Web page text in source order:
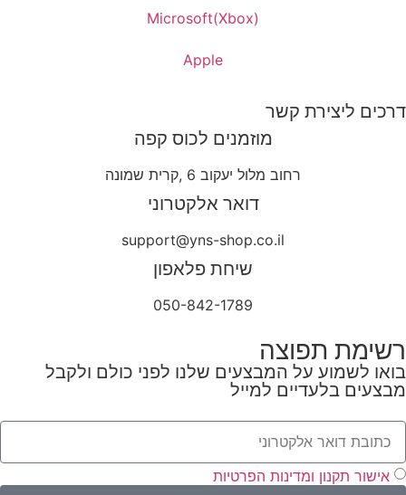
Microsoft(Xbox)
Apple
דרכים ליצירת קשר
מוזמנים לכוס קפה
רחוב מלול יעקוב 6 ,קרית שמונה
דואר אלקטרוני
support@yns-shop.co.il
שיחת פלאפון
050-842-1789
רשימת תפוצה
בואו לשמוע על המבצעים שלנו לפני כולם ולקבל
מבצעים בלעדיים למייל
אישור תקנון ומדינות הפרטיות